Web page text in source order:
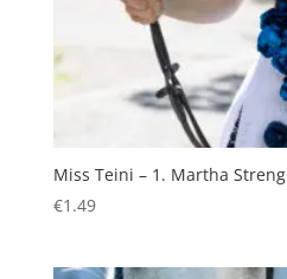
Miss Teini – 1. Martha Streng
€1.49